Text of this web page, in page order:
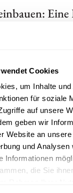
Cookies
um Inhalte
für soziale
auf unsere
geben wir
Website an
und Analysen
Informationen
die Sie
Eine
zu
von Dachfenstern
breiter als der
Wechsel eingezogen
thermischer
Bereich, und eine
Moderne